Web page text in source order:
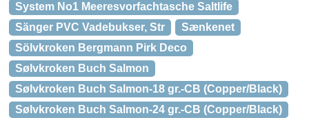
System No1 Meeresvorfachtasche Saltlife
Sänger PVC Vadebukser, Str
Sænkenet
Sölvkroken Bergmann Pirk Deco
Sølvkroken Buch Salmon
Sølvkroken Buch Salmon-18 gr.-CB (Copper/Black)
Sølvkroken Buch Salmon-24 gr.-CB (Copper/Black)